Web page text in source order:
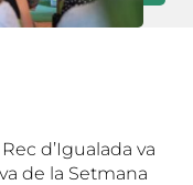
d’Igualada va
de la Setmana